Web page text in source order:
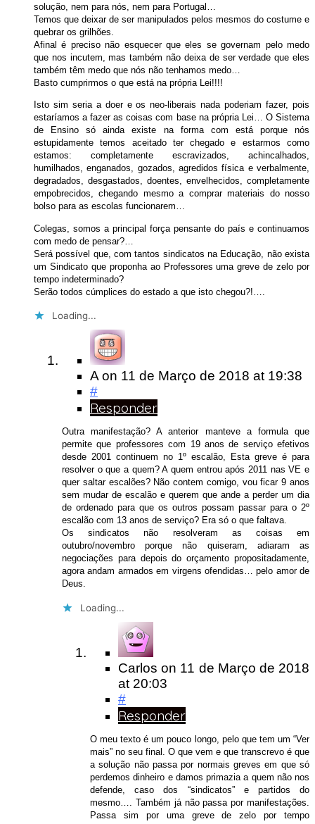
solução, nem para nós, nem para Portugal…
Temos que deixar de ser manipulados pelos mesmos do costume e
quebrar os grilhões.
Afinal é preciso não esquecer que eles se governam pelo medo
que nos incutem, mas também não deixa de ser verdade que eles
também têm medo que nós não tenhamos medo…
Basto cumprirmos o que está na própria Lei!!!!
Isto sim seria a doer e os neo-liberais nada poderiam fazer, pois
estaríamos a fazer as coisas com base na própria Lei… O Sistema
de Ensino só ainda existe na forma com está porque nós
estupidamente temos aceitado ter chegado e estarmos como
estamos: completamente escravizados, achincalhados,
humilhados, enganados, gozados, agredidos física e verbalmente,
degradados, desgastados, doentes, envelhecidos, completamente
empobrecidos, chegando mesmo a comprar materiais do nosso
bolso para as escolas funcionarem…
Colegas, somos a principal força pensante do país e continuamos
com medo de pensar?…
Será possível que, com tantos sindicatos na Educação, não exista
um Sindicato que proponha ao Professores uma greve de zelo por
tempo indeterminado?
Serão todos cúmplices do estado a que isto chegou?!….
Loading...
A on 11 de Março de 2018 at 19:38
#
Responder
Outra manifestação? A anterior manteve a formula que
permite que professores com 19 anos de serviço efetivos
desde 2001 continuem no 1º escalão, Esta greve é para
resolver o que a quem? A quem entrou após 2011 nas VE e
quer saltar escalões? Não contem comigo, vou ficar 9 anos
sem mudar de escalão e querem que ande a perder um dia
de ordenado para que os outros possam passar para o 2º
escalão com 13 anos de serviço? Era só o que faltava.
Os sindicatos não resolveram as coisas em
outubro/novembro porque não quiseram, adiaram as
negociações para depois do orçamento propositadamente,
agora andam armados em virgens ofendidas… pelo amor de
Deus.
Loading...
Carlos on 11 de Março de 2018
at 20:03
#
Responder
O meu texto é um pouco longo, pelo que tem um “Ver
mais” no seu final. O que vem e que transcrevo é que
a solução não passa por normais greves em que só
perdemos dinheiro e damos primazia a quem não nos
defende, caso dos “sindicatos” e partidos do
mesmo…. Também já não passa por manifestações.
Passa sim por uma greve de zelo por tempo